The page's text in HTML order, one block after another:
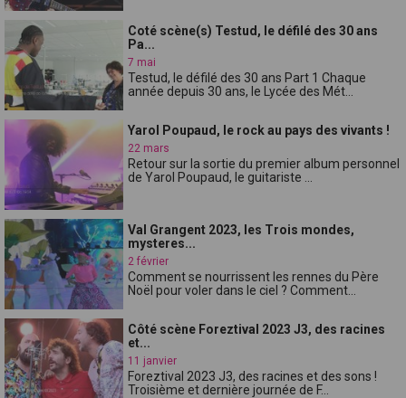
Coté scène(s) Testud, le défilé des 30 ans
Pa...
7 mai
Testud, le défilé des 30 ans Part 1 Chaque
année depuis 30 ans, le Lycée des Mét...
Yarol Poupaud, le rock au pays des vivants !
22 mars
Retour sur la sortie du premier album personnel
de Yarol Poupaud, le guitariste ...
Val Grangent 2023, les Trois mondes,
mysteres...
2 février
Comment se nourrissent les rennes du Père
Noël pour voler dans le ciel ? Comment...
Côté scène Foreztival 2023 J3, des racines
et...
11 janvier
Foreztival 2023 J3, des racines et des sons !
Troisième et dernière journée de F...